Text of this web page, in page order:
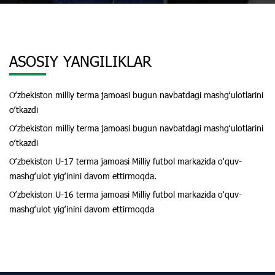
ASOSIY YANGILIKLAR
Oʻzbekiston milliy terma jamoasi bugun navbatdagi mashgʻulotlarini
oʻtkazdi
Oʻzbekiston milliy terma jamoasi bugun navbatdagi mashgʻulotlarini
oʻtkazdi
Oʻzbekiston U-17 terma jamoasi Milliy futbol markazida oʻquv-
mashgʻulot yigʻinini davom ettirmoqda.
Oʻzbekiston U-16 terma jamoasi Milliy futbol markazida oʻquv-
mashgʻulot yigʻinini davom ettirmoqda